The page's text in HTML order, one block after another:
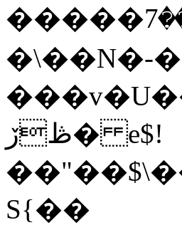
�����ۊ��7��O��R��՜�с���gy��o^��GlP�zW�|
�\��N�-
ڟڒ� e$!
S{��